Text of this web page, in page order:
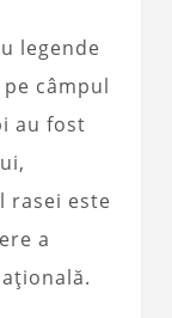
legende
câmpul
au fost
rasei este
a